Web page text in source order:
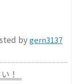
bygern3137
！